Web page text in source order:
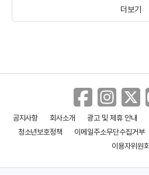
아스널: 리로디드
더보기
공지사항 회사소개 광고 및 제휴 안내
청소년보호정책
이메일주소무단수집거부
이용자위원회